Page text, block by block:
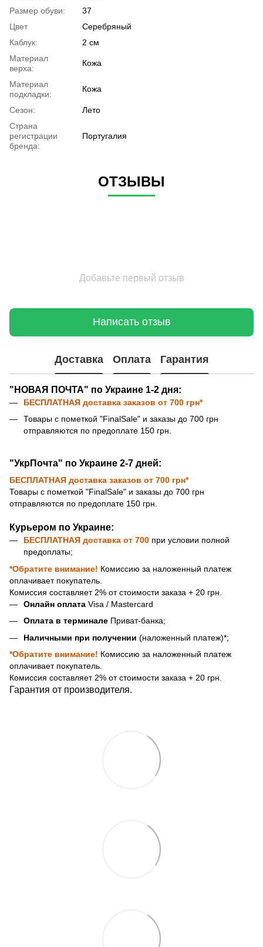
Размер обуви:
37
Цвет
Серебряный
Каблук:
2 см
Материал
верха:
Кожа
Материал
подкладки:
Кожа
Сезон:
Лето
Страна
регистрации
бренда:
Португалия
ОТЗЫВЫ
Добавьте первый отзыв
Написать отзыв
Доставка Оплата Гарантия
"НОВАЯ ПОЧТА" по Украине 1-2 дня:
БЕСПЛАТНАЯ доставка заказов от 700 грн*
Товары с пометкой "FinalSale" и заказы до 700 грн
отправляются по предоплате 150 грн.
"УкрПочта" по Украине 2-7 дней:
БЕСПЛАТНАЯ доставка заказов от 700 грн*
Товары с пометкой "FinalSale" и заказы до 700 грн
отправляются по предоплате 150 грн.
Курьером по Украине:
БЕСПЛАТНАЯ доставка от 700 при условии полной
предоплаты;
*Обратите внимание! Комиссию за наложенный платеж
оплачивает покупатель.
Комиссия составляет 2% от стоимости заказа + 20 грн.
Онлайн оплата Visa / Mastercard
Оплата в терминале Приват-банка;
Наличными при получении (наложенный платеж)*;
*Обратите внимание! Комиссию за наложенный платеж
оплачивает покупатель.
Комиссия составляет 2% от стоимости заказа + 20 грн.
Гарантия от производителя.